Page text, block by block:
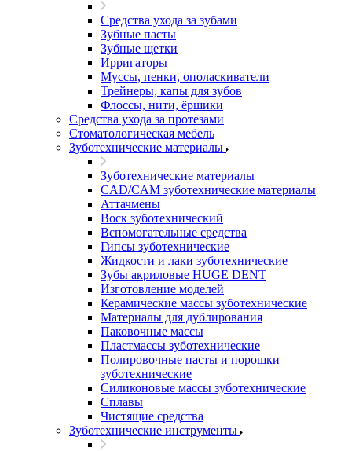
Средства ухода за зубами
Зубные пасты
Зубные щетки
Ирригаторы
Муссы, пенки, ополаскиватели
Трейнеры, капы для зубов
Флоссы, нити, ёршики
Средства ухода за протезами
Стоматологическая мебель
Зуботехнические материалы
Зуботехнические материалы
CAD/CAM зуботехнические материалы
Аттачмены
Воск зуботехнический
Вспомогательные средства
Гипсы зуботехнические
Жидкости и лаки зуботехнические
Зубы акриловые HUGE DENT
Изготовление моделей
Керамические массы зуботехнические
Материалы для дублирования
Паковочные массы
Пластмассы зуботехнические
Полировочные пасты и порошки
зуботехнические
Силиконовые массы зуботехнические
Сплавы
Чистящие средства
Зуботехнические инструменты